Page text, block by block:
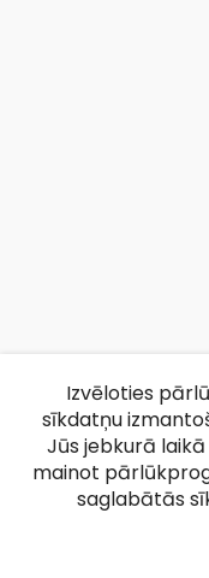
Izvēloties
sīkdatņu
Jūs jebkurā
mainot
saglabātās